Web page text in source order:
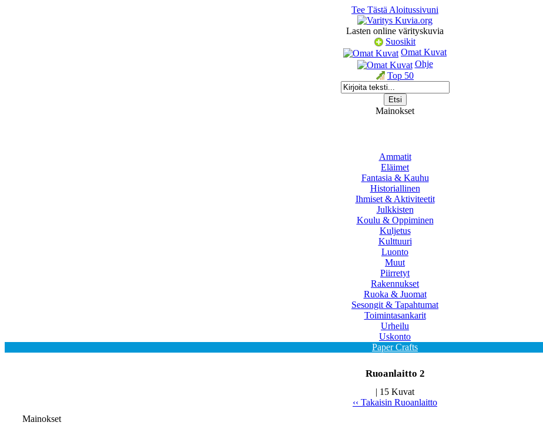
Tee Tästä Aloitussivuni
Lasten online värityskuvia
Suosikit
Omat Kuvat
Ohje
Top 50
Mainokset
Ammatit
Eläimet
Fantasia & Kauhu
Historiallinen
Ihmiset & Aktiviteetit
Julkkisten
Koulu & Oppiminen
Kuljetus
Kulttuuri
Luonto
Muut
Piirretyt
Rakennukset
Ruoka & Juomat
Sesongit & Tapahtumat
Toimintasankarit
Urheilu
Uskonto
Paper Crafts
Ruoanlaitto 2
| 15 Kuvat
‹‹ Takaisin Ruoanlaitto
Mainokset